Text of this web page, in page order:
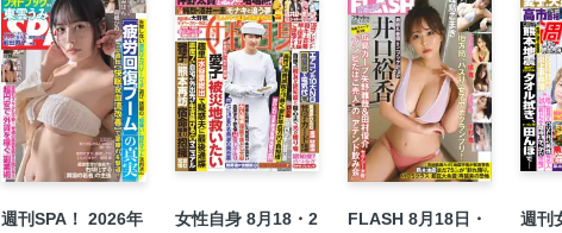
[ワイド]座間９人殺害「白石隆浩」 死刑執行３日前に面会した弁護人の告
[ワイド]VIP待遇に批判続出…… 維新議員が大阪万博“視察”で大ハシャギ
[ワイド]「いきなり主演は大失敗」早くも女優「Kōki,」に訪れた危機
インシデント
日本ルネッサンス／櫻井よしこ
変見自在／高山正之
[グラビア]リコリリですっ！
週刊SPA！ 2026年
女性自身 8月18・2
FLASH 8月18日・
週刊